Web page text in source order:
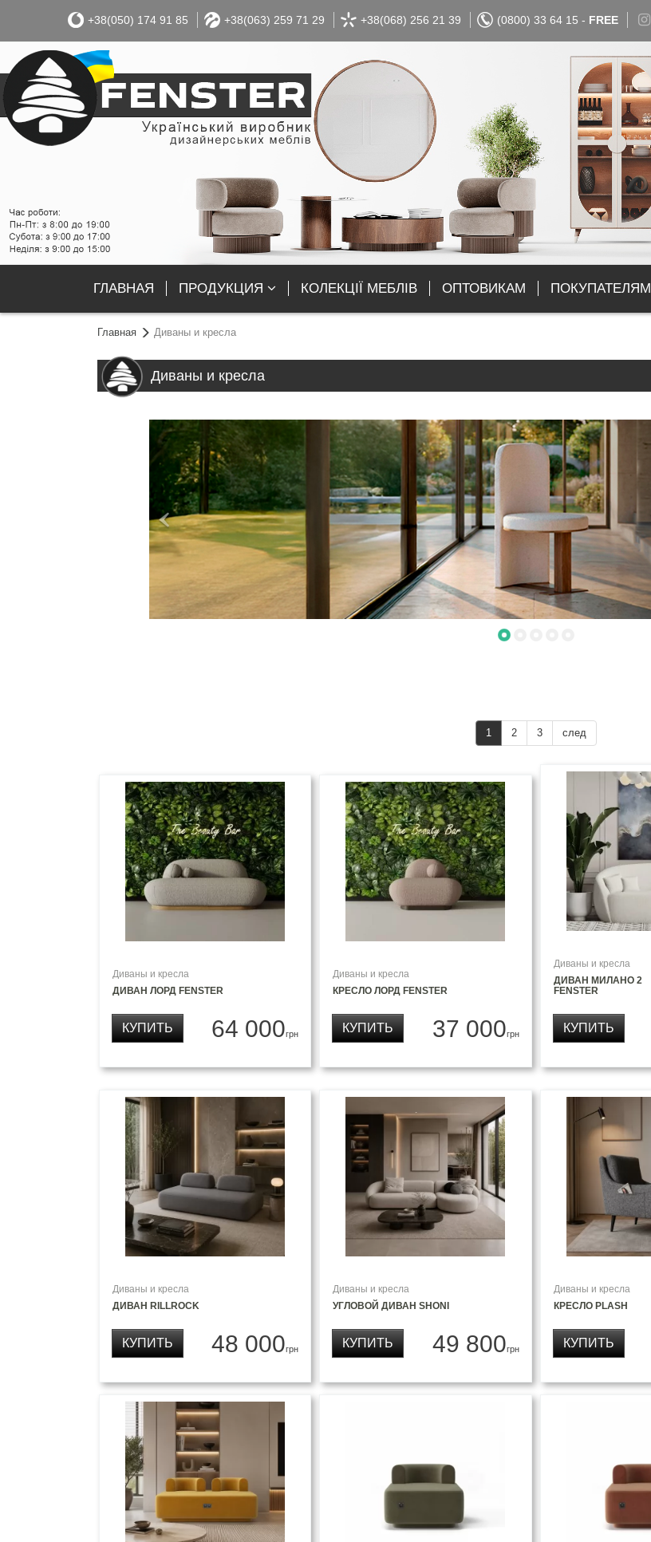
+38(050) 174 91 85 +38(063) 259 71 29 +38(068) 256 21 39 (0800) 33 64 15 - FREE
ГЛАВНАЯ ПРОДУКЦИЯ КОЛЕКЦІЇ МЕБЛІВ ОПТОВИКАМ ПОКУПАТЕЛЯМ
Главная Диваны и кресла
Диваны и кресла
1 2 3 след
Диваны и кресла
ДИВАН ЛОРД FENSTER
64 000грн
КУПИТЬ
Диваны и кресла
КРЕСЛО ЛОРД FENSTER
37 000грн
КУПИТЬ
Диваны и кресла
ДИВАН МИЛАНО 2
FENSTER
КУПИТЬ
Диваны и кресла
ДИВАН RILLROCK
48 000грн
КУПИТЬ
Диваны и кресла
УГЛОВОЙ ДИВАН SHONI
49 800грн
КУПИТЬ
Диваны и кресла
КРЕСЛО PLASH
КУПИТЬ